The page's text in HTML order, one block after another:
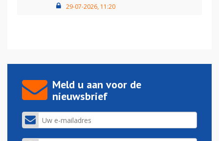
29-07-2026, 11:20
Meld u aan voor de
nieuwsbrief